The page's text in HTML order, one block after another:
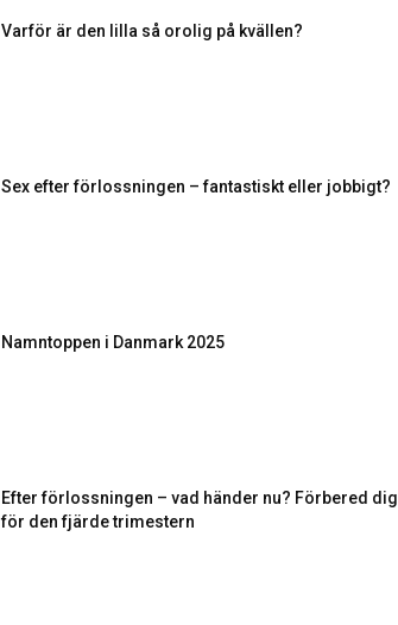
Varför är den lilla så orolig på kvällen?
Sex efter förlossningen – fantastiskt eller jobbigt?
Namntoppen i Danmark 2025
Efter förlossningen – vad händer nu? Förbered dig
för den fjärde trimestern